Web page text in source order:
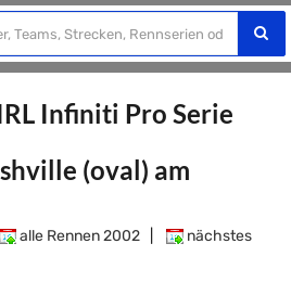
Infiniti Pro Serie
(oval) am
alle Rennen 2002
nächstes